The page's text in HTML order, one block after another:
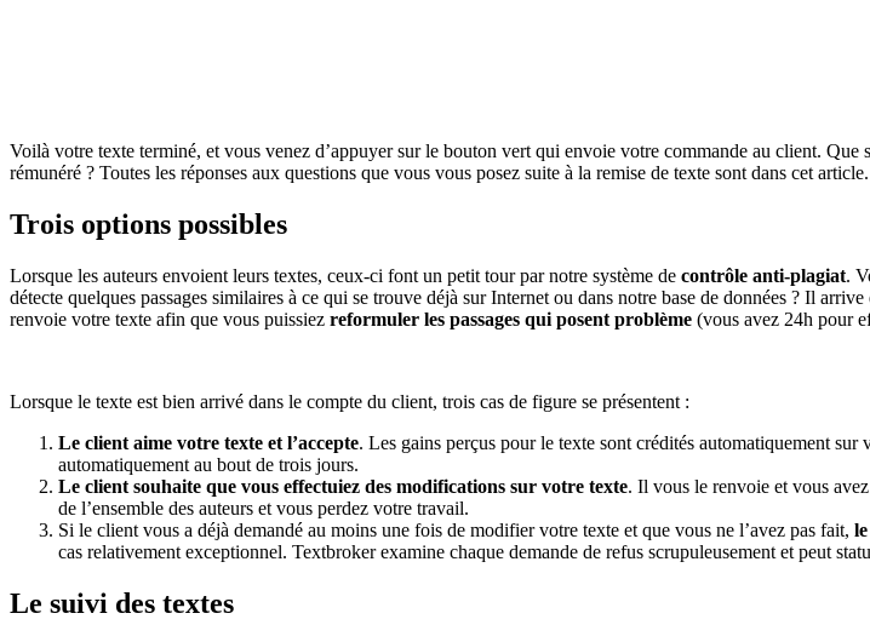
Voilà votre texte terminé, et vous venez d’appuyer sur le bouton vert qui envoie votre commande au client.
rémunéré ? Toutes les réponses aux questions que vous vous posez suite à la remise de texte sont dans cet article.
Trois options possibles
Lorsque les auteurs envoient leurs textes, ceux-ci font un petit tour par notre système de contrôle anti-plagiat.
détecte quelques passages similaires à ce qui se trouve déjà sur Internet ou dans notre base de données ? Il
renvoie votre texte afin que vous puissiez reformuler les passages qui posent problème (vous avez 24h pour
Lorsque le texte est bien arrivé dans le compte du client, trois cas de figure se présentent :
Le client aime votre texte et l’accepte. Les gains perçus pour le texte sont crédités automatiquement
automatiquement au bout de trois jours.
Le client souhaite que vous effectuiez des modifications sur votre texte. Il vous le renvoie et vous
de l’ensemble des auteurs et vous perdez votre travail.
Si le client vous a déjà demandé au moins une fois de modifier votre texte et que vous ne l’avez pas fait,
cas relativement exceptionnel. Textbroker examine chaque demande de refus scrupuleusement et peut
Le suivi des textes